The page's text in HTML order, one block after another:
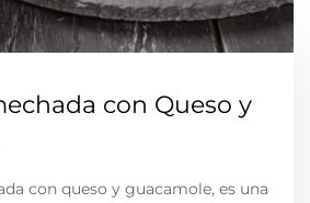
con Queso y
con queso y guacamole, es una